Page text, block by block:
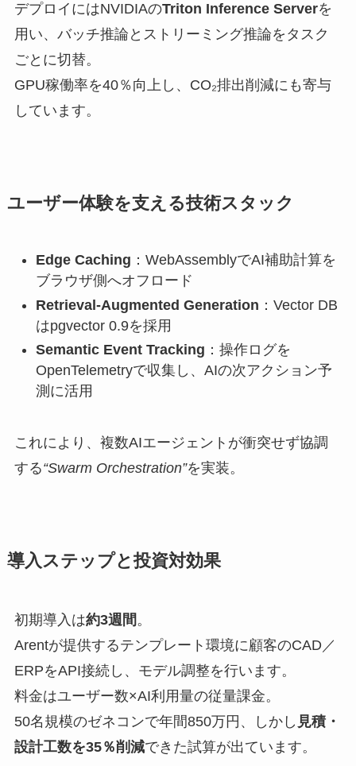
デプロイにはNVIDIAのTriton Inference Serverを
用い、バッチ推論とストリーミング推論をタスク
ごとに切替。
GPU稼働率を40％向上し、CO₂排出削減にも寄与
しています。
ユーザー体験を支える技術スタック
Edge Caching ：WebAssemblyでAI補助計算を
ブラウザ側へオフロード
Retrieval-Augmented Generation ：Vector DB
はpgvector 0.9を採用
Semantic Event Tracking ：操作ログを
OpenTelemetryで収集し、AIの次アクション予
測に活用
これにより、複数AIエージェントが衝突せず協調
する“Swarm Orchestration”を実装。
導入ステップと投資対効果
初期導入は約3週間 。
Arentが提供するテンプレート環境に顧客のCAD／
ERPをAPI接続し、モデル調整を行います。
料金はユーザー数×AI利用量の従量課金。
50名規模のゼネコンで年間850万円、しかし 見積・
設計工数を35％削減できた試算が出ています。